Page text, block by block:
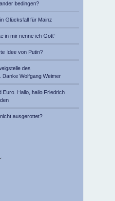
bedingen?
Glücksfall für Mainz
in mir nenne ich Gott“
Idee von Putin?
des
Wolfgang Weimer
Euro. Hallo, hallo Friedrich
ausgerottet?